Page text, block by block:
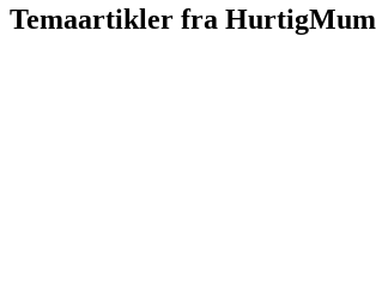
Temaartikler fra